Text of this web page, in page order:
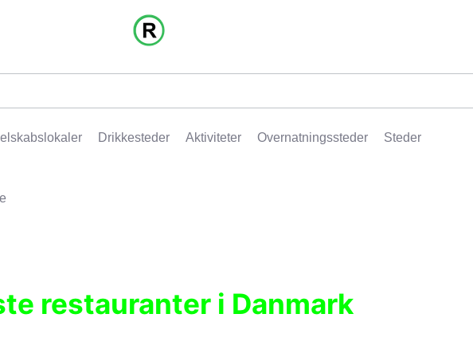
Drikkesteder Aktiviteter Overnatningssteder Steder
restauranter i Danmark